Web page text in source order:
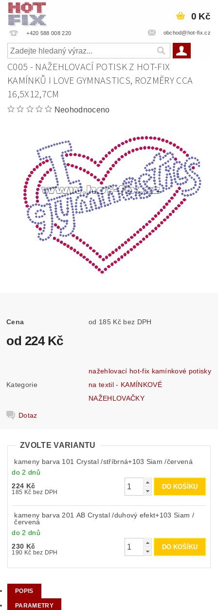
+420 588 008 220 obchod@hot-fix.cz
0 Kč
C005 - NAŽEHLOVACÍ POTISK Z HOT-FIX
KAMÍNKŮ I LOVE GYMNASTICS, ROZMĚRY CCA
16,5X12,7CM
Neohodnoceno
Cena od 185 Kč bez DPH
od 224 Kč
Kategorie
nažehlovací hot-fix kamínkové potisky
na textil - KAMÍNKOVÉ
NAŽEHLOVAČKY
Dotaz
ZVOLTE VARIANTU
kameny barva 101 Crystal /stříbrná+103 Siam /červená
do 2 dnů
224 Kč
185 Kč bez DPH
kameny barva 201 AB Crystal /duhový efekt+103 Siam /
červená
do 2 dnů
230 Kč
190 Kč bez DPH
POPIS
PARAMETRY